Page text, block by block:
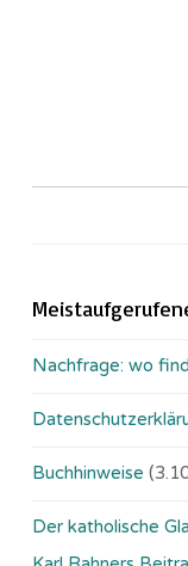
Nachfrage: wo
Buchhinweise
Der katholische